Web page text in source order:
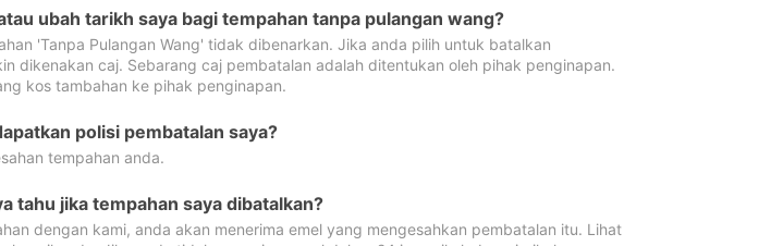
ubah tarikh saya bagi tempahan tanpa pulangan wang?
'Tanpa Pulangan Wang' tidak dibenarkan. Jika anda pilih untuk batalkan
dikenakan caj. Sebarang caj pembatalan adalah ditentukan oleh pihak penginapan.
kos tambahan ke pihak penginapan.
polisi pembatalan saya?
tempahan anda.
tahu jika tempahan saya dibatalkan?
dengan kami, anda akan menerima emel yang mengesahkan pembatalan itu. Lihat